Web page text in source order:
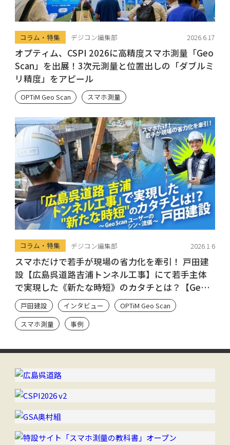
コラム・特集 デジコン編集部 2026.6.17
オプティム、CSPI 2026に高精度スマホ測量「Geo
Scan」を出展！3次元測量と位置出しの「ダブルミ
リ精度」をアピール
OPTiM Geo Scan スマホ測量
コラム・特集 デジコン編集部 2026.1.6
スマホだけで若手が現場の省力化を牽引！ 戸田建
設【広島呉道路吉浦トンネル工事】にて若手主体
で実現した《新たな時短》のカタチとは？【Geo
Scan ユーザーのシン・流儀】
戸田建設 インタビュー
OPTiM Geo Scan
スマホ測量
事例